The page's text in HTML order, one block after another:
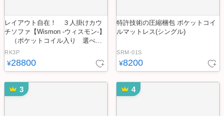
レイアウト自在！ ３人掛けカウ
チソファ【Wismon -ウィスモン-】
（ポケットコイル入り 選べる
８色）
RK3P
¥28800
特許技術の圧縮梱包 ポケットコイ
ルマットレス(シングル)
SRM-01S
¥8200
3 4